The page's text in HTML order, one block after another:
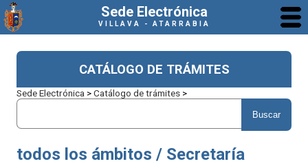
Sede Electrónica
VILLAVA - ATARRABIA
CATÁLOGO DE TRÁMITES
Sede Electrónica >Catálogo de trámites >
todos los ámbitos / Secretaría